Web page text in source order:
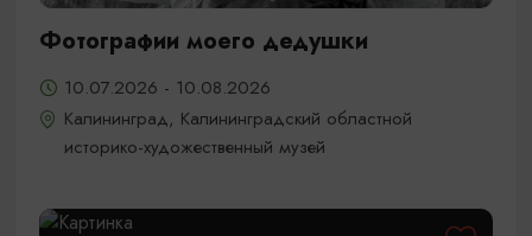
Фотографии моего дедушки
10.07.2026 - 10.08.2026
Калининград, Калининградский областной
историко-художественный музей